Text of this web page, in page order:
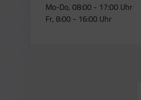
Mo-Do, 08:00 - 17:00 Uhr
Fr, 8:00 - 16:00 Uhr